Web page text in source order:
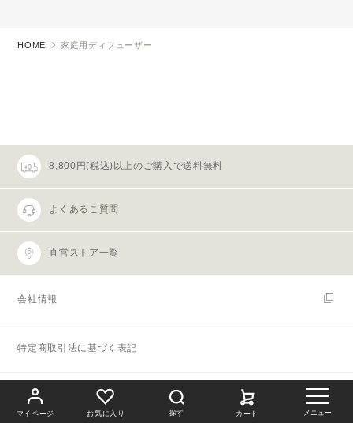
HOME 家庭用ディフューザー
8,800円(税込)以上のご購入で送料無料
よくあるご質問
直営ストア一覧
会社情報
特定商取引法に基づく表記
プライバシーポリシー
マイページ お気に入り 探す カート メニュー